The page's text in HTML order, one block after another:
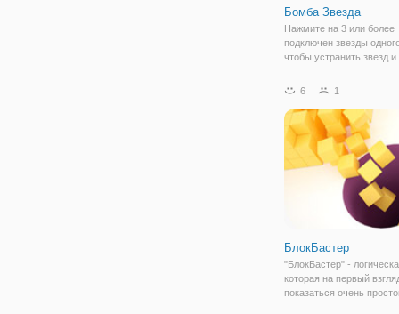
Бомба Звезда
Нажмите на 3 или более
подключен звезды
чтобы устранить звезд и
условиях.
6 1
БлокБастер
"БлокБастер" -
которая на первый
показаться очень